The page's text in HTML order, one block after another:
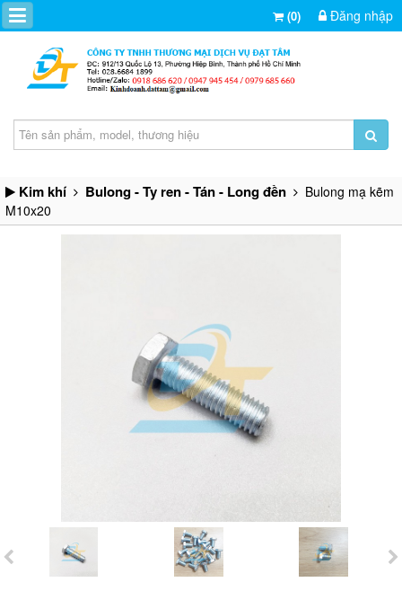
(0) Đăng nhập
Kim khí Bulong - Ty ren - Tán - Long đền
Bulong mạ kẽm
M10x20